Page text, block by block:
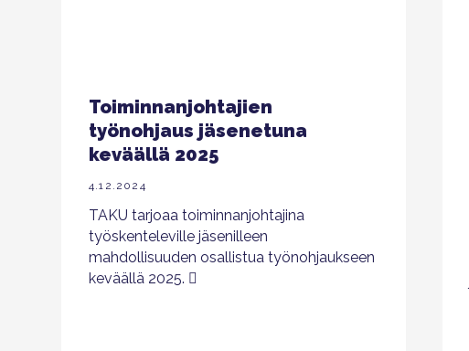
Toiminnanjohtajien
työnohjaus jäsenetuna
keväällä 2025
4.12.2024
TAKU tarjoaa toiminnanjohtajina
työskenteleville jäsenilleen
mahdollisuuden osallistua työnohjaukseen
keväällä 2025.